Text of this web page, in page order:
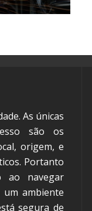
As únicas
são os
origem, e
Portanto
ao navegar
ambiente
segura de